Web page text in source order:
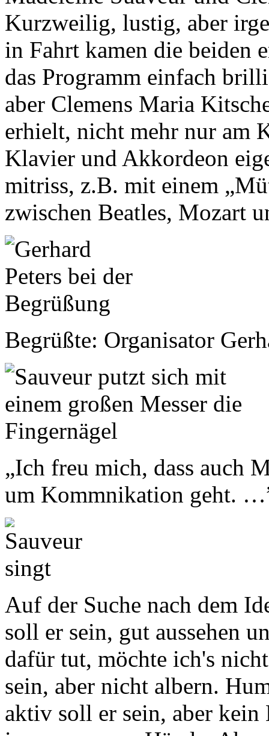
Kurzweilig, lustig, aber
in Fahrt kamen die beiden
das Programm einfach
aber Clemens Maria
erhielt, nicht mehr nur am
Klavier und Akkordeon
mitriss, z.B. mit einem
zwischen Beatles, Mozart
Begrüßte: Organisator
„Ich freu mich, dass auch
um Kommnikation geht.
Auf der Suche nach dem
soll er sein, gut aussehen
dafür tut, möchte ich's
sein, aber nicht albern.
aktiv soll er sein, aber kein